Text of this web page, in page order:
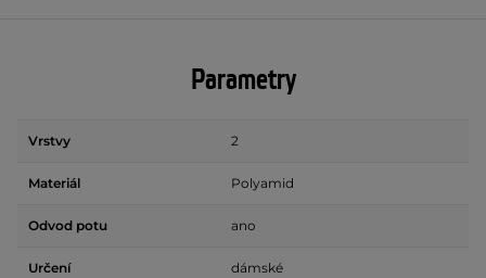
Parametry
Vrstvy 2
Materiál Polyamid
Odvod potu ano
Určení dámské